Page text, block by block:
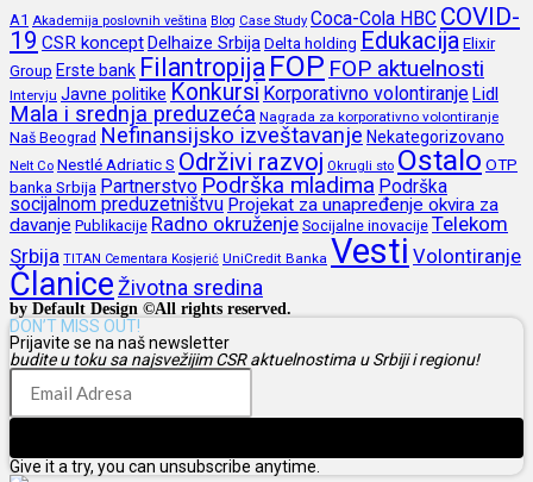
A1 Akademija poslovnih veština Blog Case Study Coca-Cola HBC COVID-
19 CSR konceptDelhaize Srbija Delta holding Edukacija Elixir
Group Erste bank Filantropija FOP FOP aktuelnosti
Intervju Javne politike Konkursi Korporativno volontiranjeLidl
Mala i srednja preduzeća Nagrada za korporativno volontiranje
Naš Beograd Nefinansijsko izveštavanje Nekategorizovano
Nelt Co Nestlé Adriatic S Održivi razvoj Okrugli sto Ostalo OTP
banka Srbija Partnerstvo Podrška mladima Podrška
socijalnom preduzetništvu Projekat za unapređenje okvira za
davanje Publikacije Radno okruženje Socijalne inovacije Telekom
Srbija TITAN Cementara Kosjerić UniCredit Banka Vesti Volontiranje
Članice Životna sredina
by Default Design ©All rights reserved.
DON’T MISS OUT!
Prijavite se na naš newsletter
budite u toku sa najsvežijim CSR aktuelnostima u Srbiji i regionu!
Give it a try, you can unsubscribe anytime.